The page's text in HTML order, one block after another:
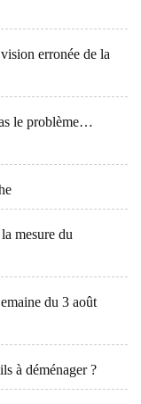
erronée de la
le problème…
mesure du
du 3 août
à déménager ?